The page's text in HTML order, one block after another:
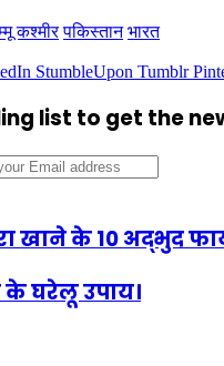
कश्मीर पकिस्तान भारत
StumbleUpon Tumblr
list to get the
खाने के 10 अद्भुद
घरेलू उपाय।